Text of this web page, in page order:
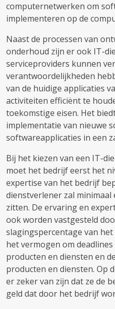
computernetwerken om
implementeren op de
Naast de processen van
onderhoud zijn er ook IT-
serviceproviders kunnen
verantwoordelijkheden
van de huidige applicaties
activiteiten efficiënt te
toekomstige eisen. Het
implementatie van nieuwe
softwareapplicaties in een
Bij het kiezen van een IT-
moet het bedrijf eerst het
expertise van het bedrijf
dienstverlener zal minimaal
zitten. De ervaring en
ook worden vastgesteld
slagingspercentage van
het vermogen om
producten en diensten en
producten en diensten. Op
er zeker van zijn dat ze de
geld dat door het bedrijf